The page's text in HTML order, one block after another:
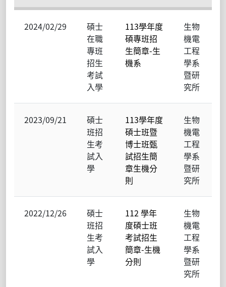
2024/02/29
碩士
在職
專班
招生
考試
入學
113學年度
碩專班招
生簡章-生
機系
生物
機電
工程
學系
暨研
究所
2023/09/21
碩士
班招
生考
試入
學
113學年度
碩士班暨
博士班甄
試招生簡
章生機分
則
生物
機電
工程
學系
暨研
究所
2022/12/26
碩士
班招
生考
試入
學
112 學年
度碩士班
考試招生
簡章-生機
分則
生物
機電
工程
學系
暨研
究所